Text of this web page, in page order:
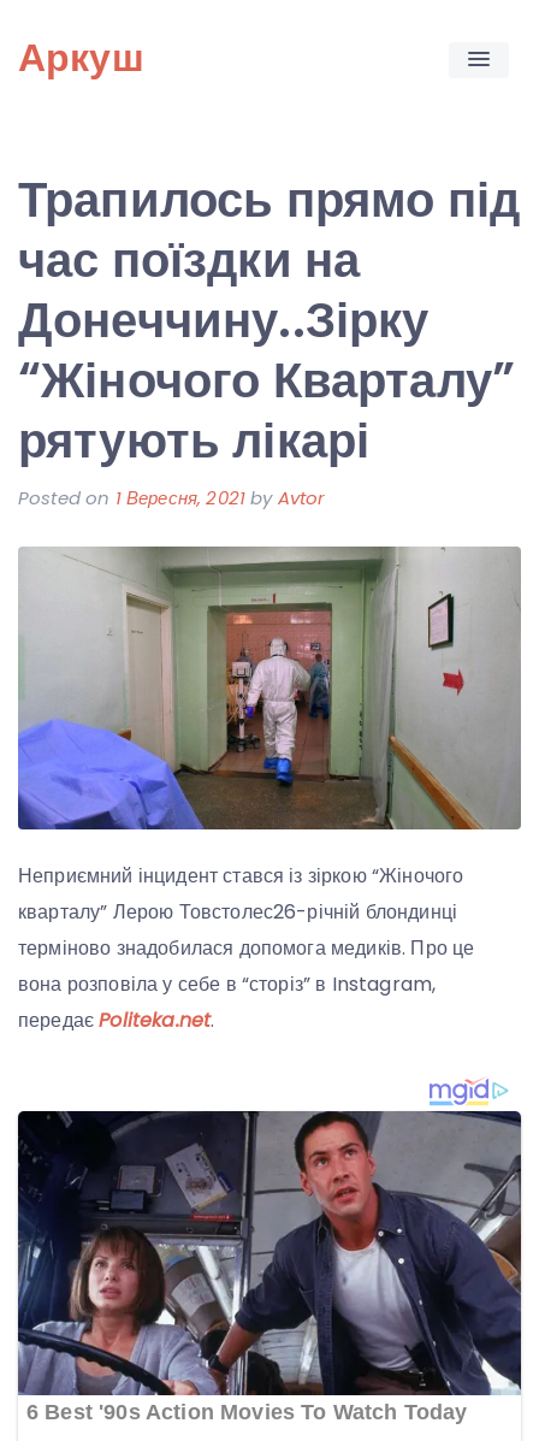
content
Аркуш
Трапилось прямо під
час поїздки на
Донеччину..Зірку
“Жіночого Кварталу”
рятують лікарі
Posted on 1 Вересня, 2021byAvtor
Неприємний інцидент стався із зіркою “Жіночого
кварталу” Лерою Товстолес26-річній блондинці
терміново знадобилася допомога медиків. Про це
вона розповіла у себе в “сторіз” в Instagram,
передаєPoliteka.net.